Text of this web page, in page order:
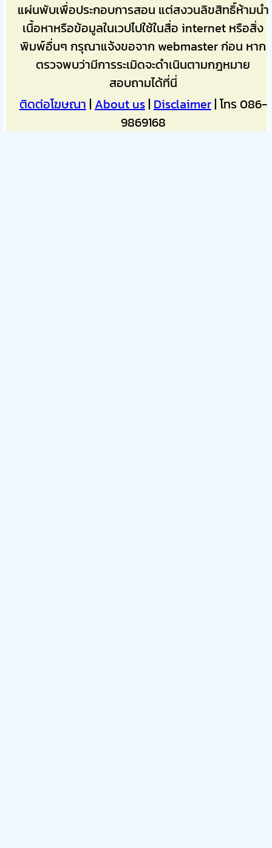
แผ่นพับเพื่อประกอบการสอน แต่สงวนลิขสิทธิ์ห้ามนำ
เนื้อหาหรือข้อมูลในเวปไปใช้ในสื่อ internet หรือสิ่ง
พิมพ์อื่นๆ กรุณาแจ้งขอจาก webmaster ก่อน หาก
ตรวจพบว่ามีการระเมิดจะดำเนินตามกฎหมาย
สอบถามได้ที่นี่
ติดต่อโฆษณา | About us| Disclaimer| โทร 086-
9869168